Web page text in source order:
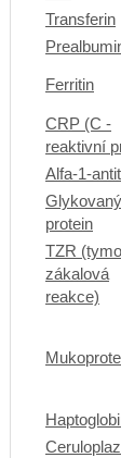
Transferin
Ferritin
CRP (C -
reaktivní
Alfa-1-
Glykovaný
protein
TZR
zákalová
reakce)